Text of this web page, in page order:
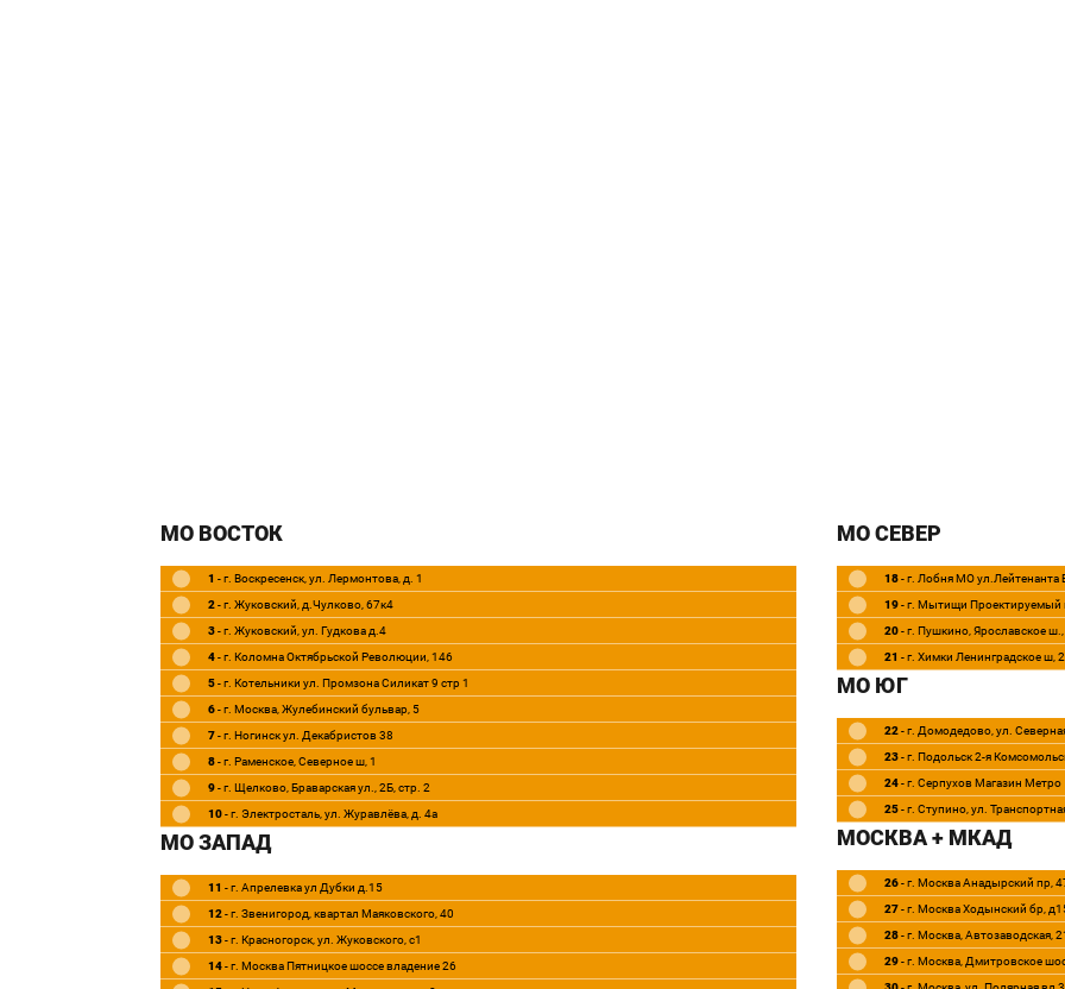
МО ВОСТОК
1 - г. Воскресенск, ул. Лермонтова, д. 1
2- г. Жуковский, д.Чулково, 67к4
3- г. Жуковский, ул. Гудкова д.4
4- г. Коломна Октябрьской Революции, 146
5- г. Котельники ул. Промзона Силикат 9 стр 1
6- г. Москва, Жулебинский бульвар, 5
7- г. Ногинск ул. Декабристов 38
8- г. Раменское, Северное ш, 1
9- г. Щелково, Браварская ул., 2Б, стр. 2
10- г. Электросталь, ул. Журавлёва, д. 4а
МО ЗАПАД
11 - г. Апрелевка ул Дубки д.15
12- г. Звенигород, квартал Маяковского, 40
13- г. Красногорск, ул. Жуковского, c1
14- г. Москва Пятницкое шоссе владение 26
МО СЕВЕР
18- г. Лобня МО ул.Лейтенанта
19- г. Мытищи Проектируемый
20- г. Пушкино, Ярославское
21 - г. Химки Ленинградское ш,
МО ЮГ
22- г. Домодедово, ул.
23- г. Подольск 2-я
24- г. Серпухов Магазин Метро
25- г. Ступино, ул.
МОСКВА + МКАД
26- г. Москва Анадырский пр,
27- г. Москва Ходынский бр,
28- г. Москва, Автозаводская,
29- г. Москва, Дмитровское